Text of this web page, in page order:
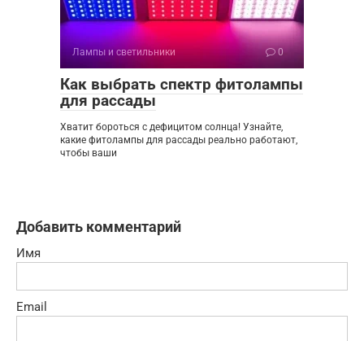
Лампы и светильники 0
Как выбрать спектр фитолампы
для рассады
Хватит бороться с дефицитом солнца! Узнайте,
какие фитолампы для рассады реально работают,
чтобы ваши
Добавить комментарий
Имя
Email